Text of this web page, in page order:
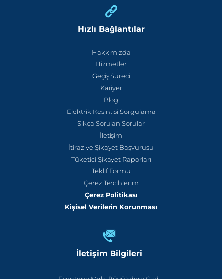
Hızlı Bağlantılar
Hakkımızda
Hizmetler
Geçiş Süreci
Kariyer
Blog
Elektrik Kesintisi Sorgulama
Sıkça Sorulan Sorular
İletişim
İtiraz ve Şikayet Başvurusu
Tüketici Şikayet Raporları
Teklif Formu
Çerez Tercihlerim
Çerez Politikası
Kişisel Verilerin Korunması
İletişim Bilgileri